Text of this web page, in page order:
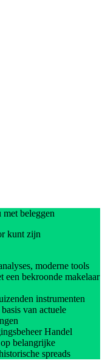
beleggen
kunt zijn
moderne tools
een bekroonde makelaar
instrumenten
van actuele
Handel
belangrijke
spreads